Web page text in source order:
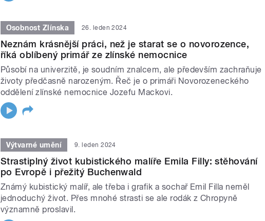
Osobnost Zlínska 26. leden 2024
Neznám krásnější práci, než je starat se o novorozence,
říká oblíbený primář ze zlínské nemocnice
Působí na univerzitě, je soudním znalcem, ale především zachraňuje
životy předčasně narozeným. Řeč je o primáři Novorozeneckého
oddělení zlínské nemocnice Jozefu Mackovi.
Výtvarné umění 9. leden 2024
Strastiplný život kubistického malíře Emila Filly: stěhování
po Evropě i přežitý Buchenwald
Známý kubistický malíř, ale třeba i grafik a sochař Emil Filla neměl
jednoduchý život. Přes mnohé strasti se ale rodák z Chropyně
významně proslavil.